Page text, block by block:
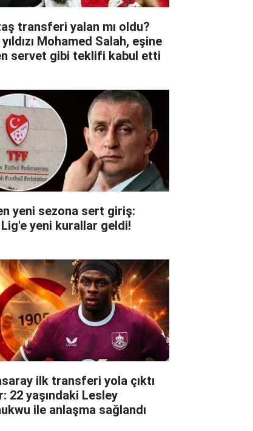
transferi yalan mı oldu?
Mohamed Salah, eşine
servet gibi teklifi kabul etti
yeni sezona sert giriş:
yeni kurallar geldi!
ilk transferi yola çıktı
22 yaşındaki Lesley
ile anlaşma sağlandı